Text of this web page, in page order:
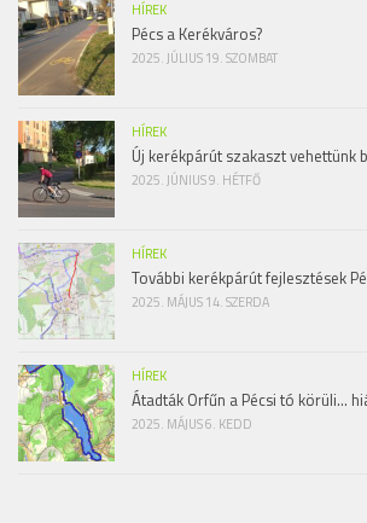
HÍREK
Pécs a Kerékváros?
2025. JÚLIUS 19. SZOMBAT
HÍREK
Új kerékpárút szakaszt vehettünk
2025. JÚNIUS 9. HÉTFŐ
HÍREK
További kerékpárút fejlesztések
2025. MÁJUS 14. SZERDA
HÍREK
Átadták Orfűn a Pécsi tó körüli…
2025. MÁJUS 6. KEDD